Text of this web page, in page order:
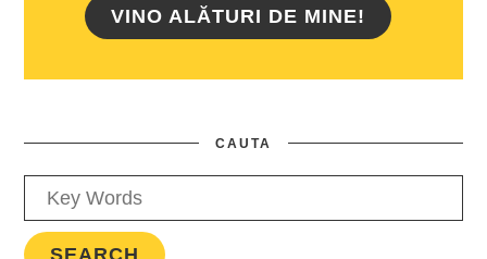
VINO ALĂTURI DE MINE!
CAUTA